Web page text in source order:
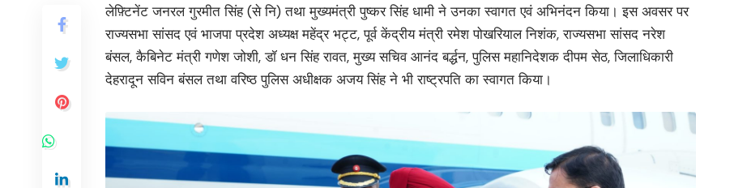
लेफ़्टिनेंट जनरल गुरमीत सिंह (से नि) तथा मुख्यमंत्री पुष्कर सिंह धामी ने उनका स्वागत एवं अभिनंदन किया। इस अवसर पर
राज्यसभा सांसद एवं भाजपा प्रदेश अध्यक्ष महेंद्र भट्ट, पूर्व केंद्रीय मंत्री रमेश पोखरियाल निशंक, राज्यसभा सांसद नरेश
बंसल, कैबिनेट मंत्री गणेश जोशी, डॉ धन सिंह रावत, मुख्य सचिव आनंद बर्द्धन, पुलिस महानिदेशक दीपम सेठ, जिलाधिकारी
देहरादून सविन बंसल तथा वरिष्ठ पुलिस अधीक्षक अजय सिंह ने भी राष्ट्रपति का स्वागत किया।